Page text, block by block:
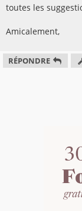
toutes les
Amicalement,
RÉPONDRE